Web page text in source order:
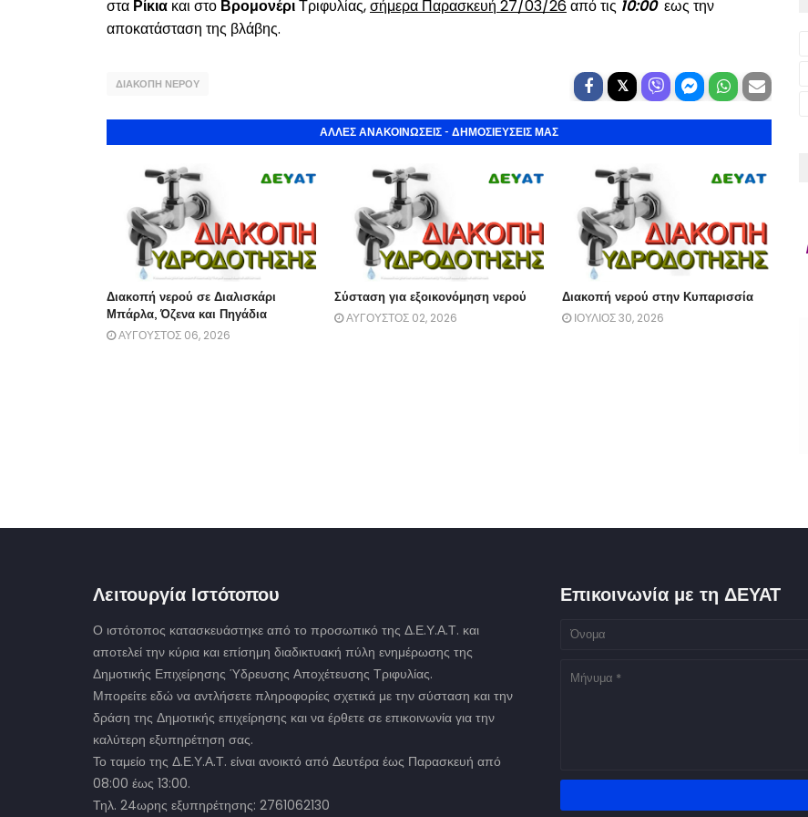
στα Ρίκια και στο ΒρομονέριΤριφυλίας,σήμερα Παρασκευή 27/03/26από τις 10:00εως την
αποκατάσταση της βλάβης.
ΔΙΑΚΟΠΗ ΝΕΡΟΥ
ΑΛΛΕΣ ΑΝΑΚΟΙΝΩΣΕΙΣ - ΔΗΜΟΣΙΕΥΣΕΙΣ ΜΑΣ
Διακοπή νερού σε Διαλισκάρι
Μπάρλα, Όζενα και Πηγάδια
ΑΥΓΟΥΣΤΟΣ 06, 2026
Σύσταση για εξοικονόμηση νερού
ΑΥΓΟΥΣΤΟΣ 02, 2026
Διακοπή νερού στην Κυπαρισσία
ΙΟΥΛΙΟΣ 30, 2026
Λειτουργία Ιστότοπου
Ο ιστότοπος κατασκευάστηκε από το προσωπικό της Δ.Ε.Υ.Α.Τ. και
αποτελεί την κύρια και επίσημη διαδικτυακή πύλη ενημέρωσης της
Δημοτικής Επιχείρησης Ύδρευσης Αποχέτευσης Τριφυλίας.
Μπορείτε εδώ να αντλήσετε πληροφορίες σχετικά με την σύσταση και την
δράση της Δημοτικής επιχείρησης και να έρθετε σε επικοινωνία για την
καλύτερη εξυπηρέτηση σας.
Το ταμείο της Δ.Ε.Υ.Α.Τ. είναι ανοικτό από Δευτέρα έως Παρασκευή από
08:00 έως 13:00.
Τηλ. 24ωρης εξυπηρέτησης: 2761062130
Επικοινωνία με τη ΔΕΥΑΤ